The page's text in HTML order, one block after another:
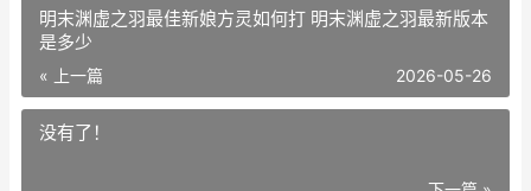
明末渊虚之羽最佳新娘方灵如何打 明末渊虚之羽最新版本
是多少
« 上一篇 2026-05-26
没有了！